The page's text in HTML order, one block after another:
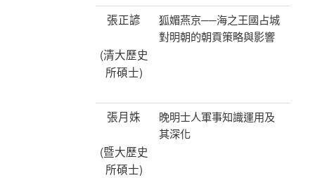
張正諺
(清大歷史
所碩士)
狐媚燕京──海之王國占城
對明朝的朝貢策略與影響
張月姝
(暨大歷史
所碩士)
晚明士人軍事知識運用及
其深化